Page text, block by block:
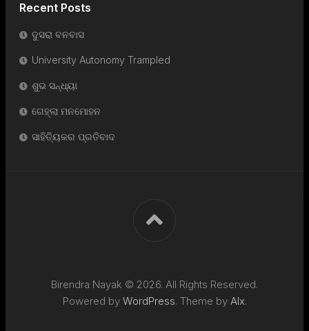
Recent Posts
ଦୁସରା ବନବାସ
University Autonomy Trampled
ଶୁଭ ସନ୍ଧ୍ୟା
ଗେହ୍ଲା ମନମୋହନ
ସାହିତ୍ୟିକର ପ୍ରତିବାଦ
Birendra Nayak © 2026. All Rights Reserved.
Powered by WordPress. Theme by Alx.